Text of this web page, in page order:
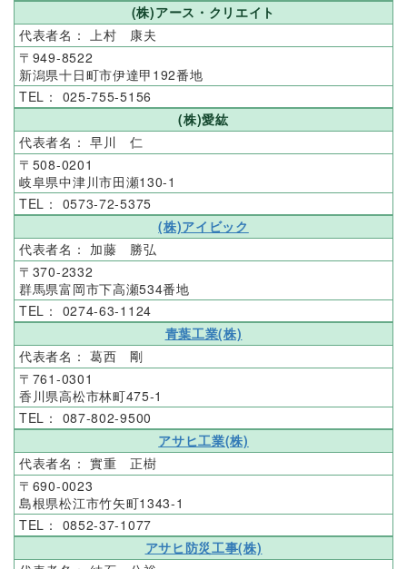
サイトマップ お問い合わせ
(株)アース・クリエイト
上村 康夫
949-8522
新潟県十日町市伊達甲192番地
025-755-5156
(株)愛紘
早川 仁
508-0201
岐阜県中津川市田瀬130-1
0573-72-5375
(株)アイビック
加藤 勝弘
370-2332
群馬県富岡市下高瀬534番地
0274-63-1124
青葉工業(株)
葛西 剛
761-0301
香川県高松市林町475-1
087-802-9500
アサヒ工業(株)
實重 正樹
690-0023
島根県松江市竹矢町1343-1
0852-37-1077
アサヒ防災工事(株)